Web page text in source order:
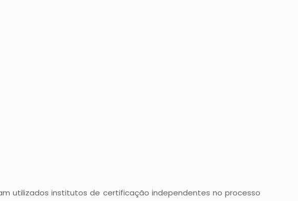
utilizados institutos de certificação independentes no processo